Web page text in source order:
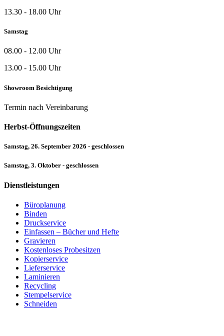
13.30 - 18.00 Uhr
Samstag
08.00 - 12.00 Uhr
13.00 - 15.00 Uhr
Showroom Besichtigung
Termin nach Vereinbarung
Herbst-Öffnungszeiten
Samstag, 26. September 2026 - geschlossen
Samstag, 3. Oktober - geschlossen
Dienstleistungen
Büroplanung
Binden
Druckservice
Einfassen – Bücher und Hefte
Gravieren
Kostenloses Probesitzen
Kopierservice
Lieferservice
Laminieren
Recycling
Stempelservice
Schneiden